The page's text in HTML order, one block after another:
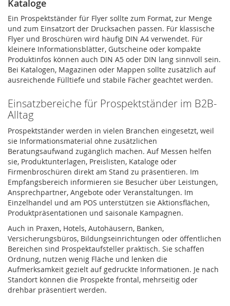
Kataloge
Ein Prospektständer für Flyer sollte zum Format, zur Menge
und zum Einsatzort der Drucksachen passen. Für klassische
Flyer und Broschüren wird häufig DIN A4 verwendet. Für
kleinere Informationsblätter, Gutscheine oder kompakte
Produktinfos können auch DIN A5 oder DIN lang sinnvoll sein.
Bei Katalogen, Magazinen oder Mappen sollte zusätzlich auf
ausreichende Fülltiefe und stabile Fächer geachtet werden.
Einsatzbereiche für Prospektständer im B2B-
Alltag
Prospektständer werden in vielen Branchen eingesetzt, weil
sie Informationsmaterial ohne zusätzlichen
Beratungsaufwand zugänglich machen. Auf Messen helfen
sie, Produktunterlagen, Preislisten, Kataloge oder
Firmenbroschüren direkt am Stand zu präsentieren. Im
Empfangsbereich informieren sie Besucher über Leistungen,
Ansprechpartner, Angebote oder Veranstaltungen. Im
Einzelhandel und am POS unterstützen sie Aktionsflächen,
Produktpräsentationen und saisonale Kampagnen.
Auch in Praxen, Hotels, Autohäusern, Banken,
Versicherungsbüros, Bildungseinrichtungen oder öffentlichen
Bereichen sind Prospektaufsteller praktisch. Sie schaffen
Ordnung, nutzen wenig Fläche und lenken die
Aufmerksamkeit gezielt auf gedruckte Informationen. Je nach
Standort können die Prospekte frontal, mehrseitig oder
drehbar präsentiert werden.